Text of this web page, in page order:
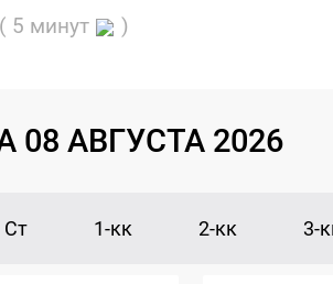
( 5 минут )
08 АВГУСТА 2026
Ст 1-кк 2-кк 3-